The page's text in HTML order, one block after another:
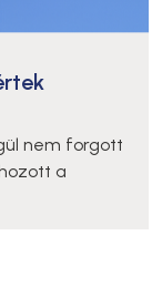
nem forgott
a